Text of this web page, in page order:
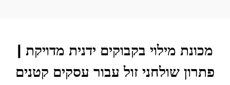
מכונת מילוי בקבוקים ידנית מדויקת |
פתרון שולחני זול עבור עסקים קטנים